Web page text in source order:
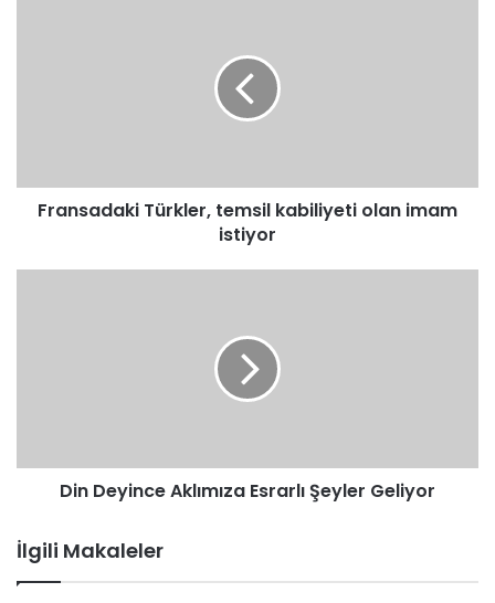
Fransadaki Türkler, temsil kabiliyeti olan imam
istiyor
Din Deyince Aklımıza Esrarlı Şeyler Geliyor
İlgili Makaleler